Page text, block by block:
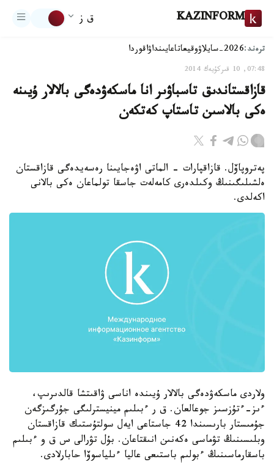
KAZINFORM ق ز
ترەند:2026-سايلاۋ وقيعاتاعايىنداۋاقوردا
07:48, 10 قىركۇيەك 2014
قازاقستاندىق تاسباۋىر انا ماسكەۋدەگى بالالار ۇيىنە
ەكى بالاسىن تاستاپ كەتكەن
پەتروپاۆل. قازاقپارات - الماتى اۋەجايىنا رەسەيدەگى قازاقستان
ەلشىلىگىنىڭ وكىلدەرى كامەلەت جاسقا تولماعان ەكى بالانى
اكەلدى.
ولاردى ماسكەۋدەگى بالالار ۇيىندە اناسى ۋاقىتشا قالدىرىپ،
ءىز-ءتۇزسىز جوعالعان. ق ر ءبىلىم مينيسترلىگى جۇرگىزگەن
جۇمىستار بارىسىندا 42 جاستاعى ايەل سولتۇستىك قازاقستان
وبلىسىنىڭ تۋماسى ەكەنىن انىقتاعان. بۇل تۋرالى س ق و ءبىلىم
باسقارماسىنىڭ ءبولىم باستىعى عاليا ءىلياسوۆا حابارلادى.